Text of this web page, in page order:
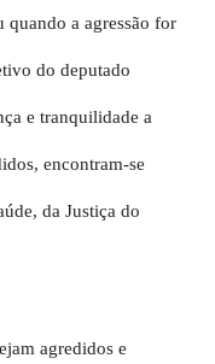
quando a agressão for
do deputado
e tranquilidade a
encontram-se
da Justiça do
agredidos e